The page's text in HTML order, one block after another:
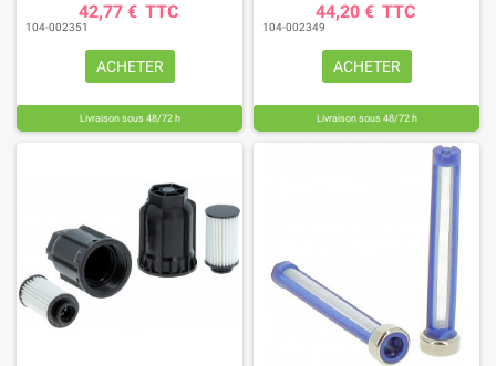
42,77 € TTC
104-002351
ACHETER
Livraison sous 48/72 h
44,20 € TTC
104-002349
ACHETER
Livraison sous 48/72 h